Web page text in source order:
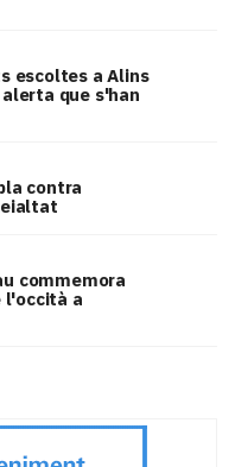
escoltes a Alins
que s'han
contra
commemora
l'occità a